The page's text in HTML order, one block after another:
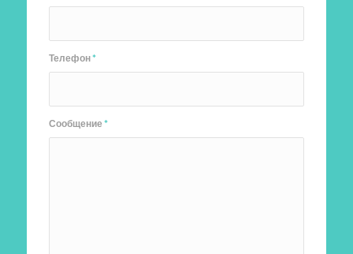
Телефон*
Сообщение*